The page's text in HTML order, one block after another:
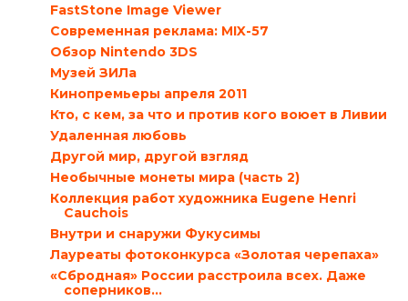
FastStone Image Viewer
Современная реклама: MIX-57
Обзор Nintendo 3DS
Музей ЗИЛа
Кинопремьеры апреля 2011
Кто, с кем, за что и против кого воюет в Ливии
Удаленная любовь
Другой мир, другой взгляд
Необычные монеты мира (часть 2)
Коллекция работ художника Eugene Henri
Cauchois
Внутри и снаружи Фукусимы
Лауреаты фотоконкурса «Золотая черепаха»
«Сбродная» России расстроила всех. Даже
соперников…